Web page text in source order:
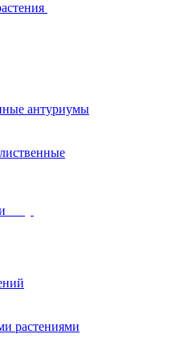
антуриумы
растениями